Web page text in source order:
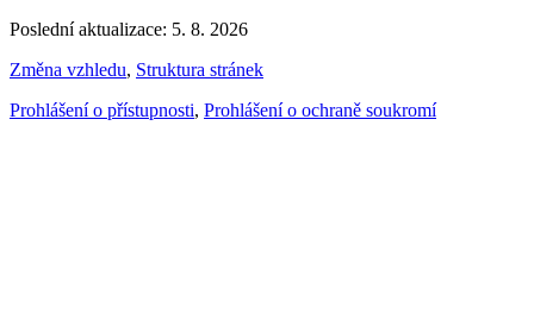
Poslední aktualizace: 5. 8. 2026
Změna vzhledu, Struktura stránek
Prohlášení o přístupnosti, Prohlášení o ochraně soukromí